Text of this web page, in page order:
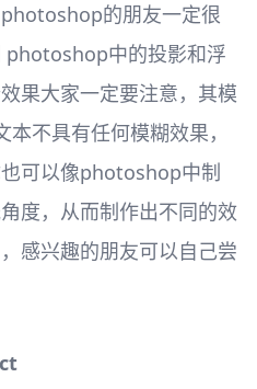
的朋友一定很
photoshop中的投影和浮
果大家一定要注意，其模
不具有任何模糊效果，
可以像photoshop中制
度，从而制作出不同的效
感兴趣的朋友可以自己尝